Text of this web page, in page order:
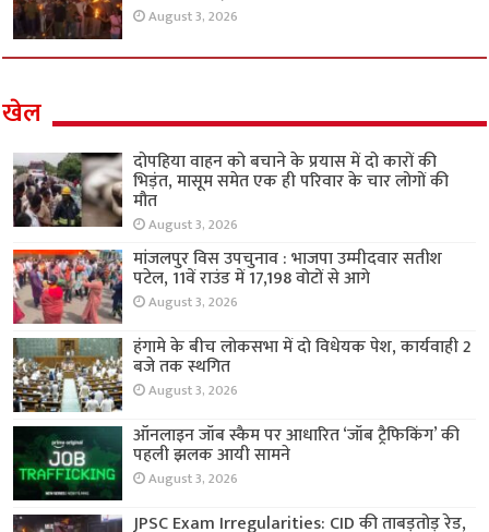
August 3, 2026
खेल
दोपहिया वाहन को बचाने के प्रयास में दो कारों की
भिड़ंत, मासूम समेत एक ही परिवार के चार लोगों की
मौत
August 3, 2026
मांजलपुर विस उपचुनाव : भाजपा उम्मीदवार सतीश
पटेल, 11वें राउंड में 17,198 वोटों से आगे
August 3, 2026
हंगामे के बीच लोकसभा में दो विधेयक पेश, कार्यवाही 2
बजे तक स्थगित
August 3, 2026
ऑनलाइन जॉब स्कैम पर आधारित ‘जॉब ट्रैफिकिंग’ की
पहली झलक आयी सामने
August 3, 2026
JPSC Exam Irregularities: CID की ताबड़तोड़ रेड,